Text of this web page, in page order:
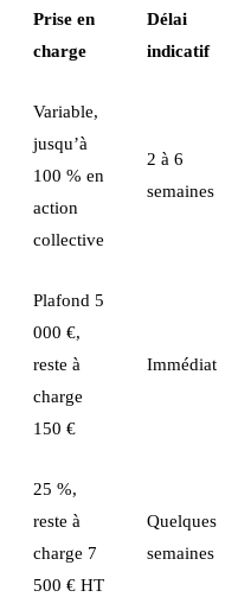
Prise en
charge
Délai
indicatif
Variable,
jusqu’à
100 % en
action
collective
2 à 6
semaines
Plafond 5
000 €,
reste à
charge
150 €
Immédiat
25 %,
reste à
charge 7
500 € HT
Quelques
semaines